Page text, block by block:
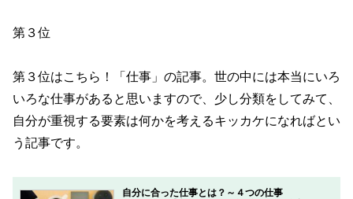
第３位
第３位はこちら！「仕事」の記事。世の中には本当にいろ
いろな仕事があると思いますので、少し分類をしてみて、
自分が重視する要素は何かを考えるキッカケになればとい
う記事です。
自分に合った仕事とは？～４つの仕事